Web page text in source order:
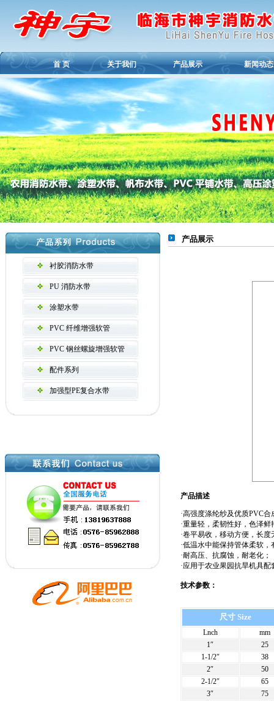
首 页 关于我们 产品展示 新闻动态
衬胶消防水带
PU 消防水带
涂塑水带
PVC 纤维增强软管
PVC 钢丝螺旋增强软管
配件系列
加强型PE复合水带
产品展示
产品描述
·高强度涤纶纱及优质PVC合
·重量轻，柔韧性好，色泽鲜
·卷平易收，移动方便，长度
·低温水中能保持管体柔软，
·耐高压、抗腐蚀，耐老化；
·应用于农业果园抗旱机具
技术参数：
尺寸 Size
Lnch
mm
1″
25
1-1/2″
38
2″
50
2-1/2″
65
3″
75